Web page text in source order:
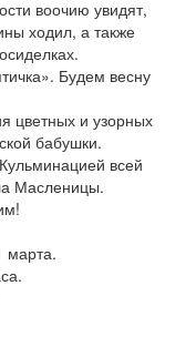
воочию увидят,
ходил, а также
Будем весну
цветных и узорных
бабушки.
всей
Масленицы.
марта.